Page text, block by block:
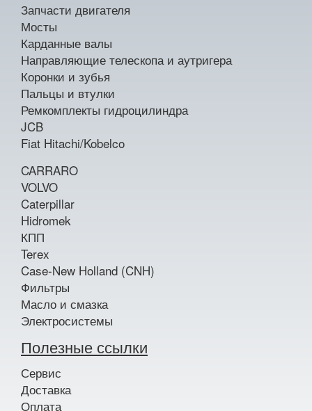
Запчасти двигателя
Мосты
Карданные валы
Направляющие телескопа и аутригера
Коронки и зубья
Пальцы и втулки
Ремкомплекты гидроцилиндра
JCB
Fiat Hitachi/Kobelco
CARRARO
VOLVO
Caterpillar
Hidromek
КПП
Terex
Case-New Holland (CNH)
Фильтры
Масло и смазка
Электросистемы
Полезные ссылки
Сервис
Доставка
Оплата